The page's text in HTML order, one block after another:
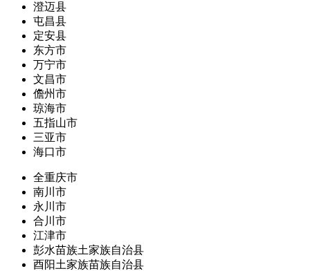
澄迈县
屯昌县
定安县
东方市
万宁市
文昌市
儋州市
琼海市
五指山市
三亚市
海口市
全重庆市
南川市
永川市
合川市
江津市
彭水苗族土家族自治县
酉阳土家族苗族自治县